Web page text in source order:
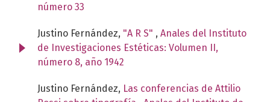
número 33
Justino Fernández, "A R S" , Anales del Instituto
de Investigaciones Estéticas: Volumen II,
número 8, año 1942
Justino Fernández, Las conferencias de Attilio